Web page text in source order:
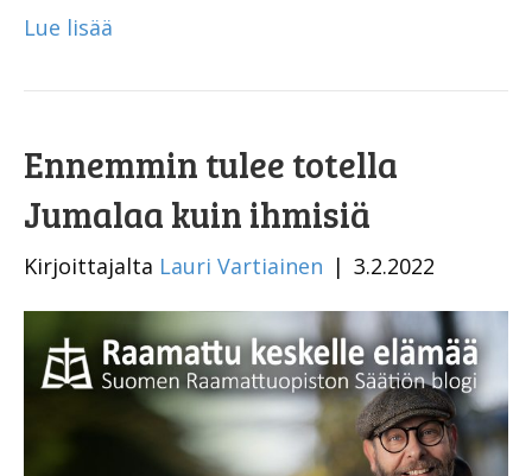
Lue lisää
Ennemmin tulee totella
Jumalaa kuin ihmisiä
Kirjoittajalta Lauri Vartiainen | 3.2.2022